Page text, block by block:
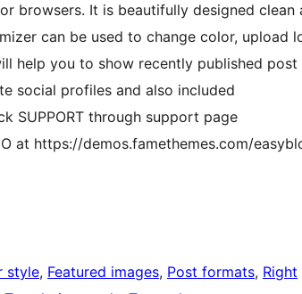
browsers. It is beautifully designed clean
can be used to change color, upload
help you to show recently published post
social profiles and also included
SUPPORT through support page
at https://demos.famethemes.com/
style, Featured images, Post formats, Right